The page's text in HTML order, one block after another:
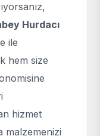
Hurdacı
ile
hem size
hizmet
malzemenizi